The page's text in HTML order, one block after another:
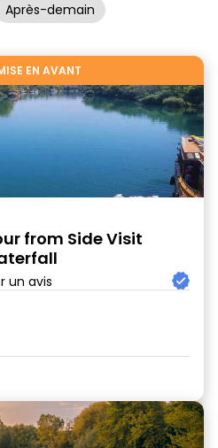
Après-demain
EN AVANT
from Side Visit
un avis